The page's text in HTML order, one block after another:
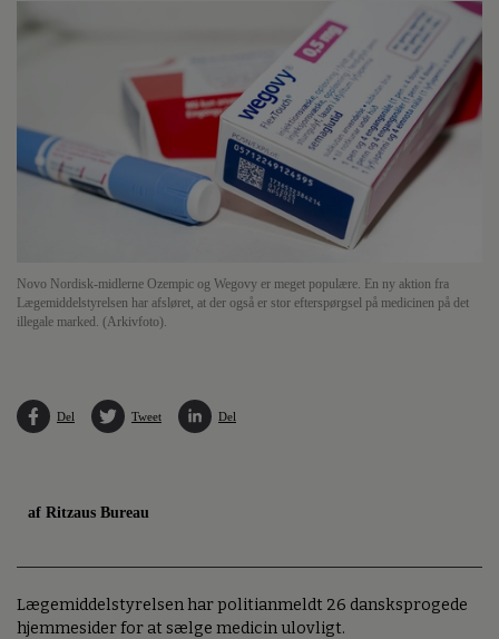
Novo Nordisk-midlerne Ozempic og Wegovy er meget populære. En ny aktion fra
Lægemiddelstyrelsen har afsløret, at der også er stor efterspørgsel på medicinen på det
illegale marked. (Arkivfoto).
Del Tweet Del
af Ritzaus Bureau
Lægemiddelstyrelsen har politianmeldt 26 dansksprogede
hjemmesider for at sælge medicin ulovligt.